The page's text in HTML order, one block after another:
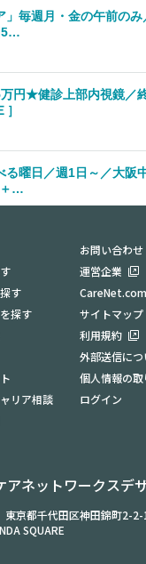
」毎週月・金の午前の
5…
円★健診上部内視鏡／
る曜日／週1日～／大阪
＋…
す
探す
リア相談
お問い合わせ
運営企業
CareNet.com
サイトマップ
利用規約
外部送信につ
個人情報の
ログイン
アネットワークスデ
京都千代田区神田錦町2-2-
SQUARE